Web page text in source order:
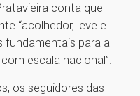
conta que
“acolhedor, leve e
fundamentais para a
escala nacional”.
os seguidores das